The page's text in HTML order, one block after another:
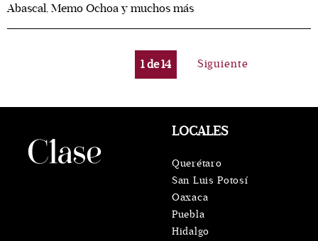
Abascal, Memo Ochoa y muchos más
1de14 Siguiente
LOCALES
Querétaro
San Luis Potosí
Oaxaca
Puebla
Hidalgo